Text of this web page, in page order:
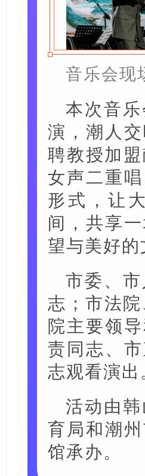
音乐会现
本次音
演，潮人
聘教授加
女声二重
形式，让
间，共享
望与美好的
市委、
志；市法
院主要领
责同志、
志观看演出
活动由
育局和潮
馆承办。